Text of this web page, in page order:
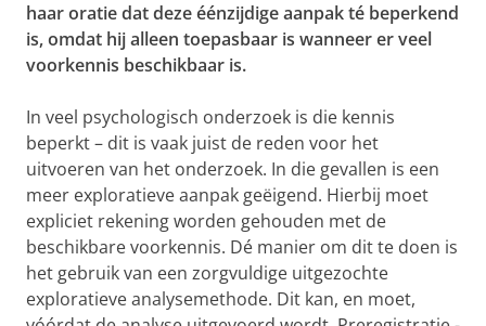
haar oratie dat deze éénzijdige aanpak té beperkend
is, omdat hij alleen toepasbaar is wanneer er veel
voorkennis beschikbaar is.
In veel psychologisch onderzoek is die kennis
beperkt – dit is vaak juist de reden voor het
uitvoeren van het onderzoek. In die gevallen is een
meer exploratieve aanpak geëigend. Hierbij moet
expliciet rekening worden gehouden met de
beschikbare voorkennis. Dé manier om dit te doen is
het gebruik van een zorgvuldige uitgezochte
exploratieve analysemethode. Dit kan, en moet,